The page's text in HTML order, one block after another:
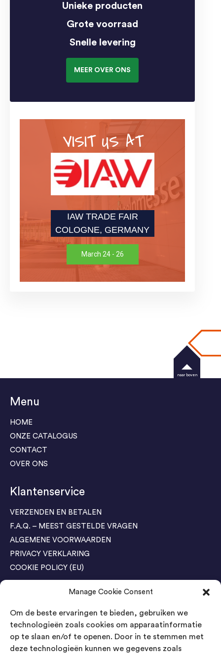
Manage Cookie Consent
Om de beste ervaringen te bieden, gebruiken we
technologieën zoals cookies om apparaatinformatie
op te slaan en/of te openen. Door in te stemmen met
deze technologieën kunnen we gegevens zoals
Unieke producten
Grote voorraad
Snelle levering
MEER OVER ONS
VISIT US AT
IAW TRADE FAIR
COLOGNE, GERMANY
March 24 - 26
Menu
HOME
ONZE CATALOGUS
CONTACT
OVER ONS
Klantenservice
VERZENDEN EN BETALEN
F.A.Q. – MEEST GESTELDE VRAGEN
ALGEMENE VOORWAARDEN
PRIVACY VERKLARING
COOKIE POLICY (EU)
Agenda Trade Shows
04-05 November / SVG FAIR Winterswijk
Bestel GRATIS kaarten
24-26 March / IAW Trade Fair - Cologne
Bestel GRATIS kaarten
naar boven